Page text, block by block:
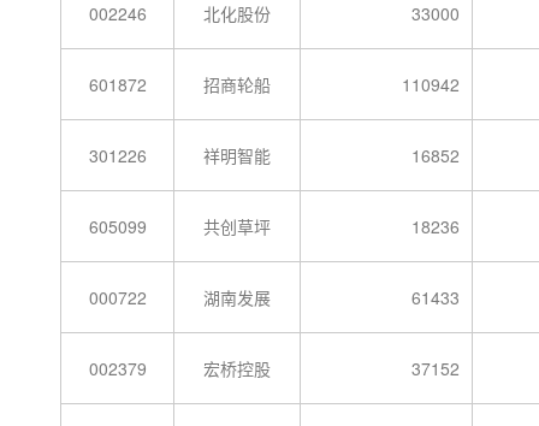
002246 北化股份 33000
601872 招商轮船 110942
301226 祥明智能 16852
605099 共创草坪 18236
000722 湖南发展 61433
002379 宏桥控股 37152